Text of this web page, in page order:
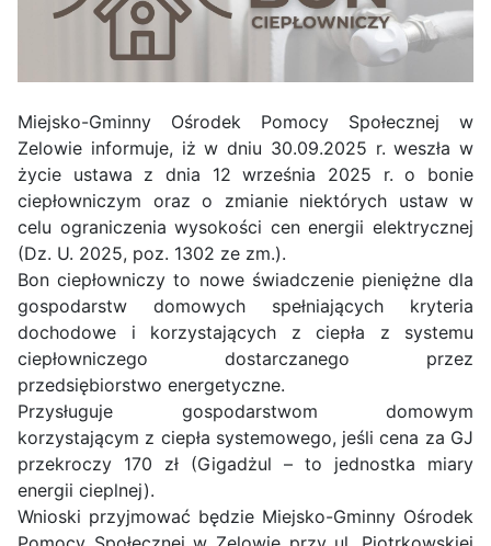
Miejsko-Gminny Ośrodek Pomocy Społecznej w
Zelowie informuje, iż w dniu 30.09.2025 r. weszła w
życie ustawa z dnia 12 września 2025 r. o bonie
ciepłowniczym oraz o zmianie niektórych ustaw w
celu ograniczenia wysokości cen energii elektrycznej
(Dz. U. 2025, poz. 1302 ze zm.).
Bon ciepłowniczy to nowe świadczenie pieniężne dla
gospodarstw domowych spełniających kryteria
dochodowe i korzystających z ciepła z systemu
ciepłowniczego dostarczanego przez
przedsiębiorstwo energetyczne.
Przysługuje gospodarstwom domowym
korzystającym z ciepła systemowego, jeśli cena za GJ
przekroczy 170 zł (Gigadżul – to jednostka miary
energii cieplnej).
Wnioski przyjmować będzie Miejsko-Gminny Ośrodek